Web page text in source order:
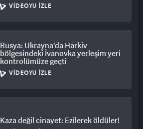
VIDEOYU İZLE
Rusya: Ukrayna'da Harkiv
bölgesindeki İvanovka yerleşim yeri
kontrolümüze geçti
VIDEOYU İZLE
Kaza değil cinayet: Ezilerek öldüler!